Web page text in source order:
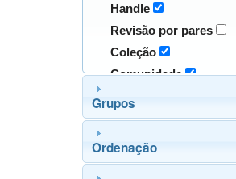
Handle
Revisão por pares
Coleção
Comunidade
Grupos
Ordenação